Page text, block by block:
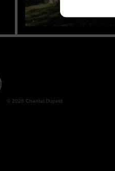
© 2026 Chantal Dupetit